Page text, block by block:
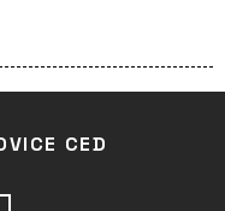
CED